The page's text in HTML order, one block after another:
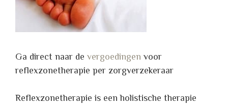
Ga direct naar de vergoedingen voor
reflexzonetherapie per zorgverzekeraar
Reflexzonetherapie is een holistische therapie